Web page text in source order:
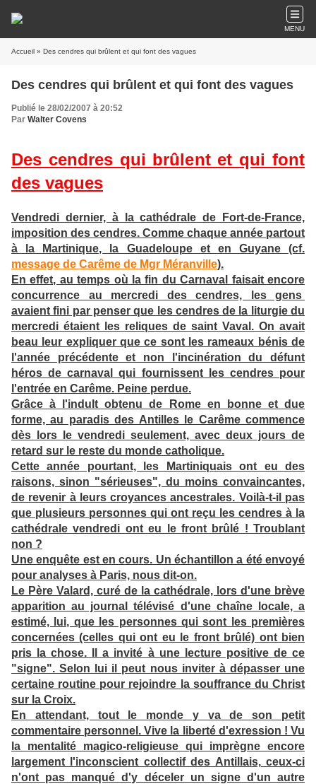
MENU
Accueil » Des cendres qui brûlent et qui font des vagues
Des cendres qui brûlent et qui font des vagues
Publié le 28/02/2007 à 20:52
Par Walter Covens
Des cendres qui brûlent et qui font
des vagues
Vendredi dernier, à la cathédrale de Fort-de-France,
imposition des cendres. Comme chaque année partout
à la Martinique, la Guadeloupe et en Guyane (cf.
message de Carême de Mgr Méranville).
En effet, au temps où la fin du Carnaval faisait encore
concurrence au mercredi des cendres, les gens
avaient fini par penser que les cendres de la liturgie du
mercredi étaient les reliques de saint Vaval. On avait
beau leur expliquer que ce sont les rameaux bénis de
l'année précédente et non l'incinération du défunt
héros de carnaval qui fournissent les cendres pour
l'entrée en Carême. Peine perdue.
Grâce à l'indult obtenu de Rome en bonne et due
forme, au paradis des Antilles le Carême commence
dès lors le vendredi seulement, avec deux jours de
retard sur le reste du monde catholique.
Cette année pourtant, les Martiniquais ont eu des
raisons, sinon "sérieuses", du moins convaincantes,
de revenir à leurs croyances ancestrales. Voilà-t-il pas
que plusieurs personnes qui ont reçu les cendres à la
cathédrale vendredi ont eu le front brûlé ! Troublant
non ?
Une enquête est en cours. Un échantillon a été envoyé
pour analyses à Paris, nous dit-on.
Le Père Valard, curé de la cathédrale, lors d'une brève
apparition au journal télévisé d'une chaîne locale, a
estimé, lui, que les personnes qui sont les premières
concernées (celles qui ont eu le front brûlé) ont bien
pris la chose. Il a invité à une lecture positive de ce
"signe". Selon lui il peut nous inviter à dépasser une
certaine routine pour rejoindre la souffrance du Christ
sur la Croix.
En attendant, tout le monde y va de son petit
commentaire personnel. Vive la liberté d'exression ! Vu
la mentalité magico-religieuse qui imprègne encore
largement l'inconscient collectif des Antillais, ceux-ci
n'ont pas manqué d'y déceler un signe d'un autre